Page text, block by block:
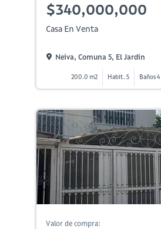
$340,000,000
Casa En Venta
Neiva, Comuna 5, El Jardin
200.0 m2 Habit. 5 Baños 4
Valor de compra: